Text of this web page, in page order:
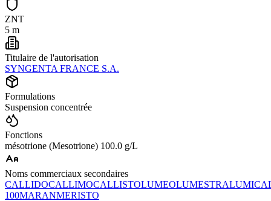
ZNT
5 m
Titulaire de l'autorisation
SYNGENTA FRANCE S.A.
Formulations
Suspension concentrée
Fonctions
mésotrione (Mesotrione) 100.0 g/L
Noms commerciaux secondaires
CALLIDOCALLIMOCALLISTOLUMEOLUMESTRALUMICA
100MARANMERISTO